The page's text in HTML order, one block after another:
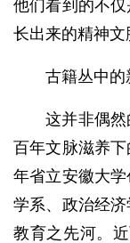
他们看到的不
长出来的精神文
古籍丛中的
这并非偶
百年文脉滋养
年省立安徽大
学系、政治经
教育之先河。